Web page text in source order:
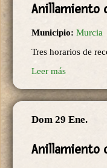
Anillamiento
Municipio: Murcia
Tres horarios de
Leer más
Dom 29 Ene.
Anillamiento